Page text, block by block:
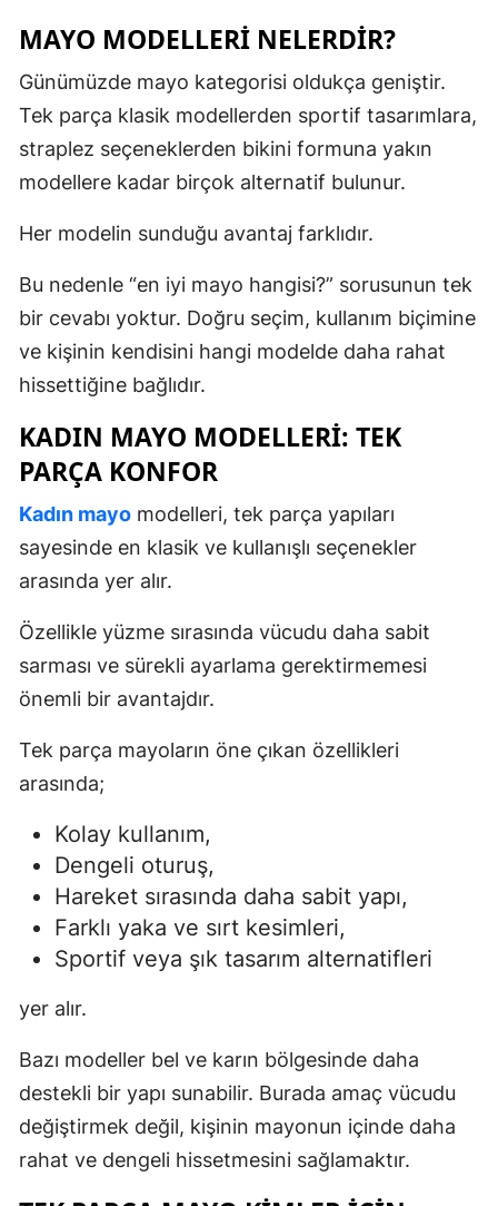
MAYO MODELLERI NELERDIR?
Günümüzde mayo kategorisi oldukça geniştir.
Tek parça klasik modellerden sportif tasarımlara,
straplez seçeneklerden bikini formuna yakın
modellere kadar birçok alternatif bulunur.
Her modelin sunduğu avantaj farklıdır.
Bu nedenle “en iyi mayo hangisi?” sorusunun tek
bir cevabı yoktur. Doğru seçim, kullanım biçimine
ve kişinin kendisini hangi modelde daha rahat
hissettiğine bağlıdır.
KADIN MAYO MODELLERI: TEK
PARÇA KONFOR
Kadın mayo modelleri, tek parça yapıları
sayesinde en klasik ve kullanışlı seçenekler
arasında yer alır.
Özellikle yüzme sırasında vücudu daha sabit
sarması ve sürekli ayarlama gerektirmemesi
önemli bir avantajdır.
Tek parça mayoların öne çıkan özellikleri
arasında;
Kolay kullanım,
Dengeli oturuş,
Hareket sırasında daha sabit yapı,
Farklı yaka ve sırt kesimleri,
Sportif veya şık tasarım alternatifleri
yer alır.
Bazı modeller bel ve karın bölgesinde daha
destekli bir yapı sunabilir. Burada amaç vücudu
değiştirmek değil, kişinin mayonun içinde daha
rahat ve dengeli hissetmesini sağlamaktır.